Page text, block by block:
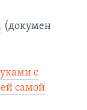
(докумен
с
ей самой